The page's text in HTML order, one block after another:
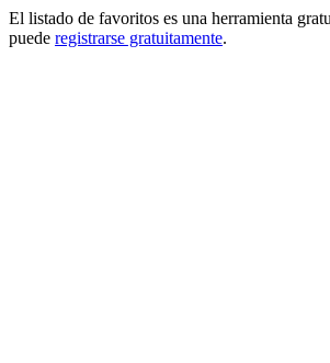
El listado de favoritos es una herramienta
puede registrarse gratuitamente.